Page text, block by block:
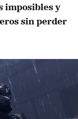
imposibles y
sin perder